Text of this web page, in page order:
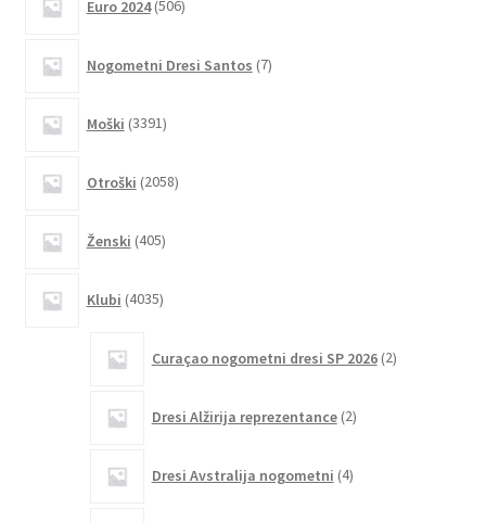
Euro 2024 506izdelkov
Nogometni Dresi Santos 7izdelkov
Moški 3391izdelkov
Otroški 2058izdelkov
Ženski 405izdelkov
Klubi 4035izdelkov
Curaçao nogometni dresi SP 2026 2izdelka
Dresi Alžirija reprezentance 2izdelka
Dresi Avstralija nogometni 4izdelki